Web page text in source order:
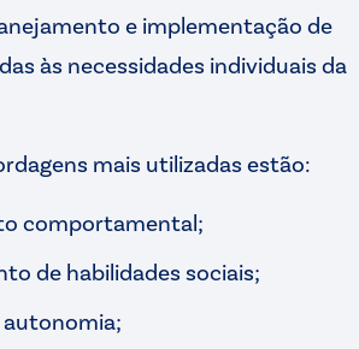
e implementação de
às necessidades individuais da
mais utilizadas estão:
comportamental;
de habilidades sociais;